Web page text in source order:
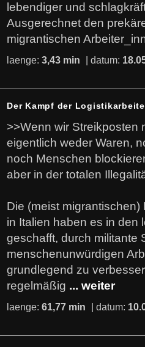
lebendiger und
Ausgerechnet den
migrantischen
laenge: 3,43 min | datum:
Der Kampf der
>>Wenn wir Streikposten
eigentlich weder Waren,
noch Menschen
aber in der totalen
Die (meist
in Italien haben es in den
geschafft, durch militante
menschenunwürdigen
grundlegend zu
regelmäßig ... weiter
laenge: 61,77 min | datum: